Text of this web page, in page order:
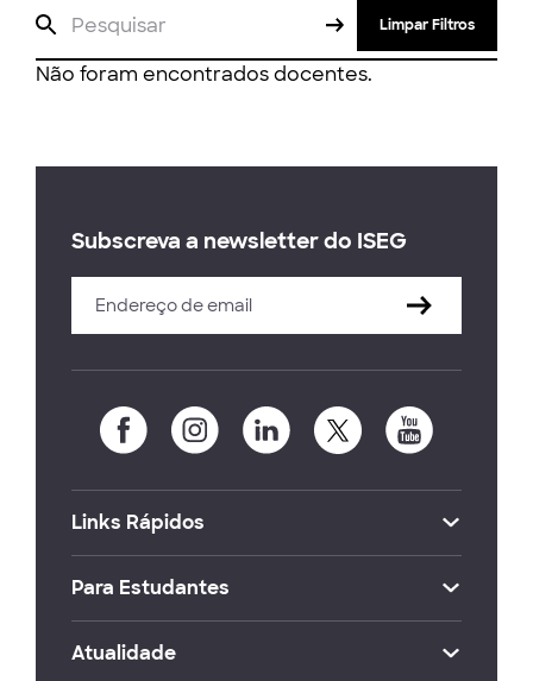
Limpar Filtros
Não foram encontrados docentes.
Subscreva a newsletter do ISEG
Links Rápidos
Para Estudantes
Atualidade